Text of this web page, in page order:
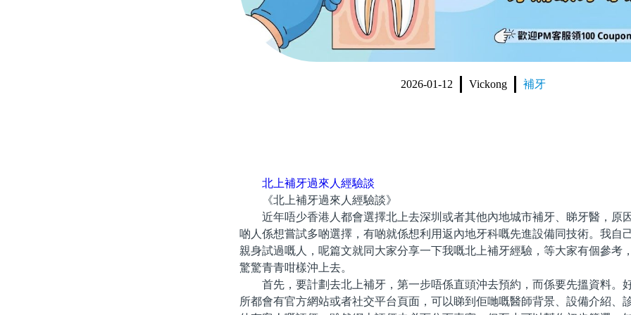
2026-01-12 Vickong 補牙
北上補牙過來人經驗談
《北上補牙過來人經驗談》
近年唔少香港人都會選擇北上去深圳或者其他內地城市補牙、睇牙醫，原
啲人係想嘗試多啲選擇，有啲就係想利用返內地牙科嘅先進設備同技術。我自
親身試過嘅人，呢篇文就同大家分享一下我嘅北上補牙經驗，等大家有個參考
驚驚青青咁樣沖上去。
首先，要計劃去北上補牙，第一步唔係直頭沖去預約，而係要先搵資料。
所都會有官方網站或者社交平台頁面，可以睇到佢哋嘅醫師背景、設備介紹、